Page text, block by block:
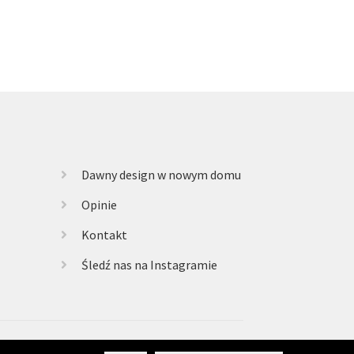
Dawny design w nowym domu
Opinie
Kontakt
Śledź nas na Instagramie